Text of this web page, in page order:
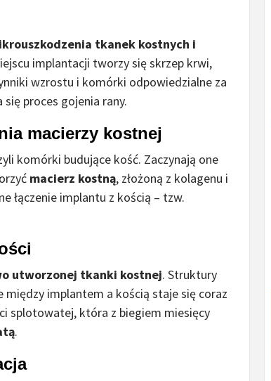
tkanek kostnych i
implantacji tworzy się skrzep krwi,
wzrostu i komórki odpowiedzialne za
proces gojenia rany.
macierzy kostnej
komórki budujące kość. Zaczynają one
macierz kostną, złożoną z kolagenu i
łączenie implantu z kością – tzw.
utworzonej tkanki kostnej. Struktury
między implantem a kością staje się coraz
splotowatej, która z biegiem miesięcy
.